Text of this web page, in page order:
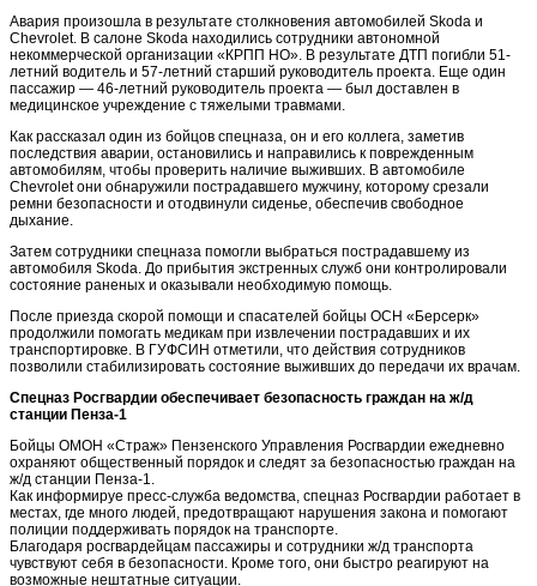
Авария произошла в результате столкновения автомобилей Skoda и
Chevrolet. В салоне Skoda находились сотрудники автономной
некоммерческой организации «КРПП НО». В результате ДТП погибли 51-
летний водитель и 57-летний старший руководитель проекта. Еще один
пассажир — 46-летний руководитель проекта — был доставлен в
медицинское учреждение с тяжелыми травмами.
Как рассказал один из бойцов спецназа, он и его коллега, заметив
последствия аварии, остановились и направились к поврежденным
автомобилям, чтобы проверить наличие выживших. В автомобиле
Chevrolet они обнаружили пострадавшего мужчину, которому срезали
ремни безопасности и отодвинули сиденье, обеспечив свободное
дыхание.
Затем сотрудники спецназа помогли выбраться пострадавшему из
автомобиля Skoda. До прибытия экстренных служб они контролировали
состояние раненых и оказывали необходимую помощь.
После приезда скорой помощи и спасателей бойцы ОСН «Берсерк»
продолжили помогать медикам при извлечении пострадавших и их
транспортировке. В ГУФСИН отметили, что действия сотрудников
позволили стабилизировать состояние выживших до передачи их врачам.
Спецназ Росгвардии обеспечивает безопасность граждан на ж/д
станции Пенза-1
Бойцы ОМОН «Страж» Пензенского Управления Росгвардии ежедневно
охраняют общественный порядок и следят за безопасностью граждан на
ж/д станции Пенза-1.
Как информируе пресс-служба ведомства, спецназ Росгвардии работает в
местах, где много людей, предотвращают нарушения закона и помогают
полиции поддерживать порядок на транспорте.
Благодаря росгвардейцам пассажиры и сотрудники ж/д транспорта
чувствуют себя в безопасности. Кроме того, они быстро реагируют на
возможные нештатные ситуации.